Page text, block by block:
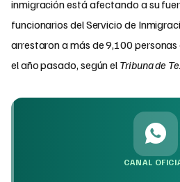
inmigración está afectando a su
funcionarios del Servicio de
arrestaron a más de 9,100 personas
el año pasado, según el Tribuna de
CANAL